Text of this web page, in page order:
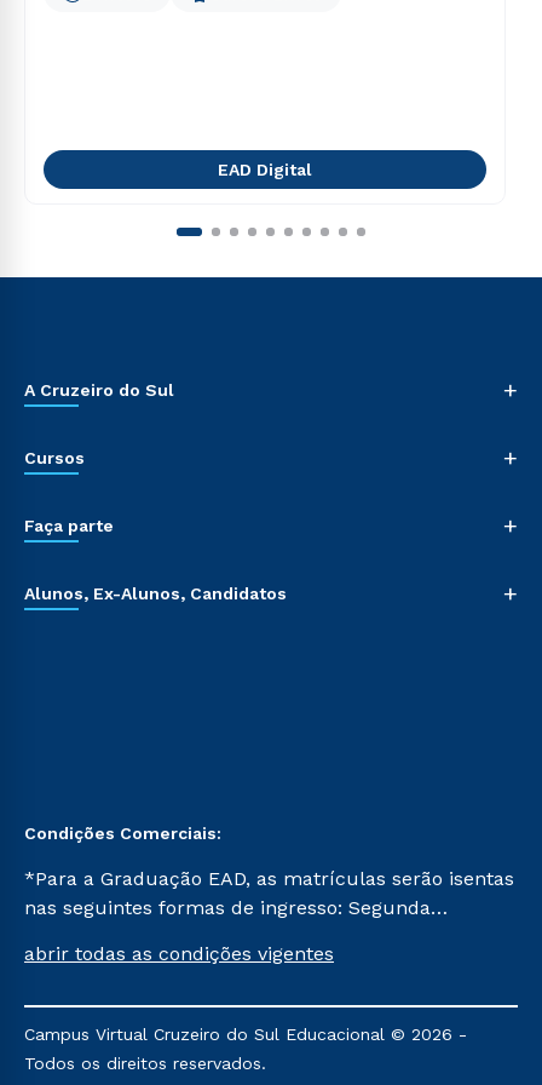
EAD Digital
A Cruzeiro do Sul +
Cursos +
Faça parte +
Alunos, Ex-Alunos, Candidatos +
Condições Comerciais:
*Para a Graduação EAD, as matrículas serão isentas
nas seguintes formas de ingresso: Segunda
Já para as demais, a taxa de matrícula será de R$
mencionadas são referentes aos cursos: Ensino
Religioso, Geografia para a Docência e Metodologia
abrir todas as condições vigentes
Campus Virtual Cruzeiro do Sul Educacional © 2026 -
Todos os direitos reservados.